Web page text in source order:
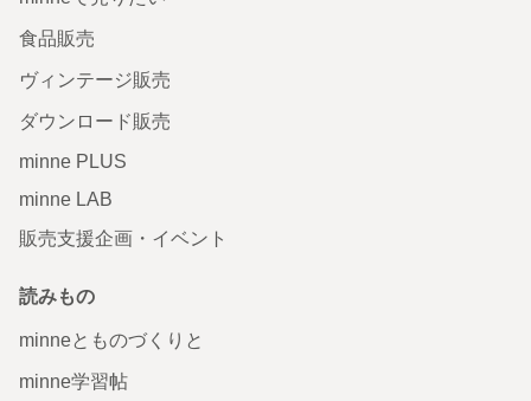
食品販売
ヴィンテージ販売
ダウンロード販売
minne PLUS
minne LAB
販売支援企画・イベント
読みもの
minneとものづくりと
minne学習帖